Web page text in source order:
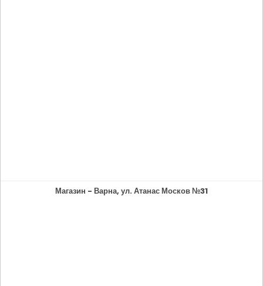
Магазин - Варна, ул. Атанас Москов №31